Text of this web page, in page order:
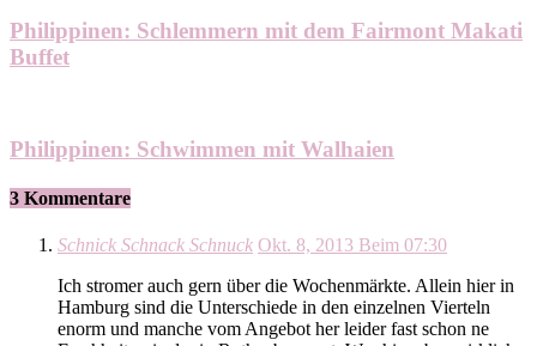
Philippinen: Schlemmern mit dem Fairmont Makati
Buffet
Philippinen: Schwimmen mit Walhaien
3 Kommentare
Schnick Schnack Schnuck Okt. 8, 2013 Beim 07:30
Ich stromer auch gern über die Wochenmärkte. Allein hier in
Hamburg sind die Unterschiede in den einzelnen Vierteln
enorm und manche vom Angebot her leider fast schon ne